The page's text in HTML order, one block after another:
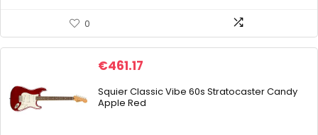
0
€461.17
Squier Classic Vibe 60s Stratocaster Candy
Apple Red